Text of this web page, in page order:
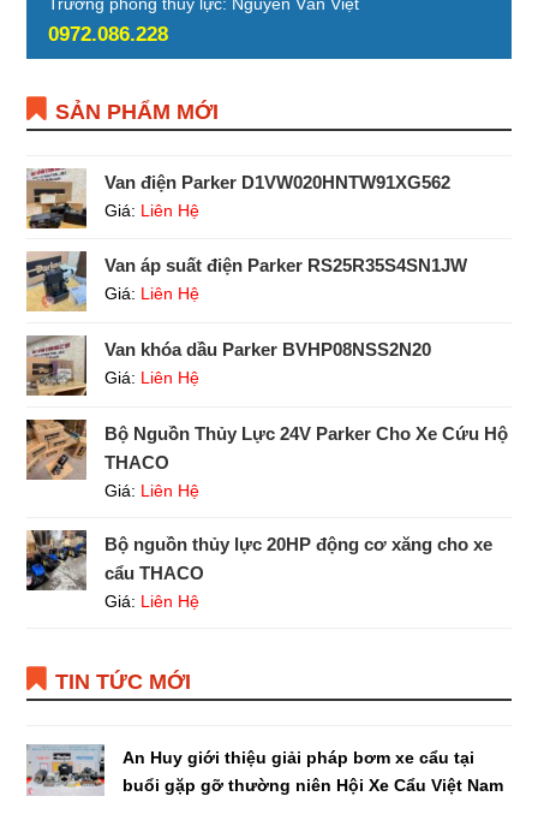
0972.086.228
SẢN PHẨM MỚI
Van điện Parker D1VW020HNTW91XG562
Giá: Liên Hệ
Van áp suất điện Parker RS25R35S4SN1JW
Giá: Liên Hệ
Van khóa dầu Parker BVHP08NSS2N20
Giá: Liên Hệ
Bộ Nguồn Thủy Lực 24V Parker Cho Xe Cứu Hộ
THACO
Giá: Liên Hệ
Bộ nguồn thủy lực 20HP động cơ xăng cho xe
cẩu THACO
Giá: Liên Hệ
TIN TỨC MỚI
An Huy giới thiệu giải pháp bơm xe cẩu tại
buổi gặp gỡ thường niên Hội Xe Cẩu Việt Nam